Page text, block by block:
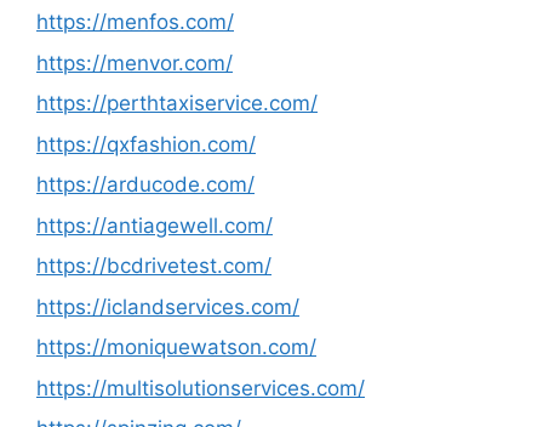
https://menfos.com/
https://menvor.com/
https://perthtaxiservice.com/
https://qxfashion.com/
https://arducode.com/
https://antiagewell.com/
https://bcdrivetest.com/
https://iclandservices.com/
https://moniquewatson.com/
https://multisolutionservices.com/